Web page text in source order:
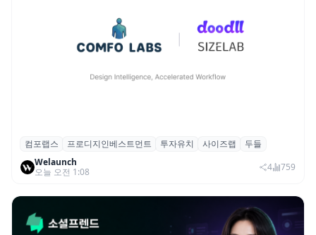
컴포랩스, 프로디지인베스트먼트로부터 시
드 투자 유치
컴포랩스 프로디지인베스트먼트 투자유치 사이즈랩
두들
Welaunch
오늘 오전 1:08
4 759